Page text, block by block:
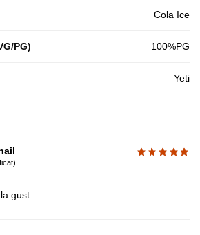
Cola Ice
PG) 100%PG
Yeti
gust